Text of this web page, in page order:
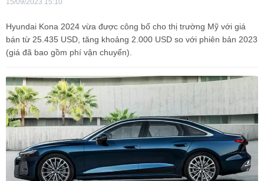
15/09/2023 15:10
Hyundai Kona 2024 vừa được công bố cho thị trường Mỹ với giá
bán từ 25.435 USD, tăng khoảng 2.000 USD so với phiên bản 2023
(giá đã bao gồm phí vận chuyển).